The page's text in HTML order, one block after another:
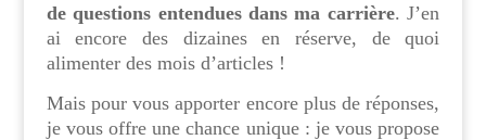
de questions entendues dans ma carrière. J’en
ai encore des dizaines en réserve, de quoi
alimenter des mois d’articles !
Mais pour vous apporter encore plus de réponses,
je vous offre une chance unique : je vous propose